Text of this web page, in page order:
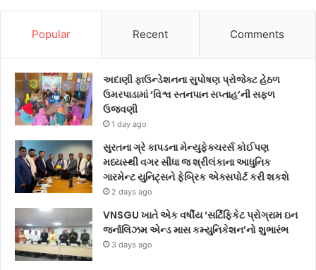
Popular Recent Comments
અદાણી ફાઉન્ડેશનના સુપોષણ પ્રોજેક્ટ હેઠળ
ઉમરપાડામાં ‘વિશ્વ સ્તનપાન સપ્તાહ’ની સફળ
ઉજવણી
1 day ago
સુરતના ગ્રે કાપડના મેન્યુફેક્ચરર્સ કોઈપણ
મધ્યસ્થી વગર સીધા જ શ્રીલંકાના આધુનિક
ગારમેન્ટ યુનિટ્સને ફેબ્રિક એક્સપોર્ટ કરી શકશે
2 days ago
VNSGU ખાતે એક વર્ષીય ‘સર્ટિફિકેટ પ્રોગ્રામ ઇન
જર્નાલિઝમ એન્ડ માસ કમ્યુનિકેશન’નો શુભારંભ
3 days ago